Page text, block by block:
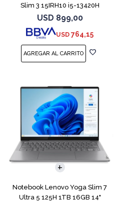
Slim 3 15IRH10 i5-13420H
512GB 8GB G
USD 899,00
USD 764,15
Notebook Lenovo Yoga Slim 7
Ultra 5 125H 1TB 16GB 14"
COMPARAR